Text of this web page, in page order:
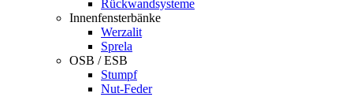
Rückwandsysteme
Innenfensterbänke
Werzalit
Sprela
OSB / ESB
Stumpf
Nut-Feder